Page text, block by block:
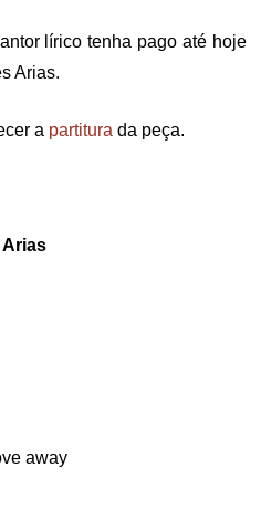
lírico tenha pago até hoje
Arias.
a partitura da peça.
Arias
away